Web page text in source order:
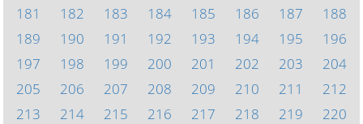
181
182 183 184 185 186 187
188
189
190 191 192 193 194 195
196
197
198 199 200 201 202 203
204
205
206 207 208 209 210 211
212
213
214 215 216 217 218 219
220